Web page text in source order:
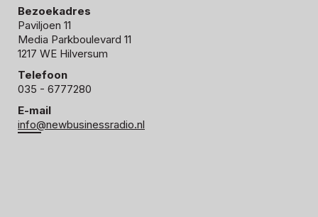
Bezoekadres
Paviljoen 11
Media Parkboulevard 11
1217 WE Hilversum
Telefoon
035 - 6777280
E-mail
info@newbusinessradio.nl